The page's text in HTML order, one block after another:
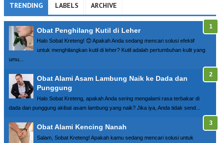
TRENDING LABELS ARCHIVE
Obat Penghilang Kutil di Leher
Halo Sobat Kreteng! 😊 Apakah Anda sedang mencari solusi efektif
untuk menghilangkan kutil di leher? Kutil adalah pertumbuhan kulit yang
umu...
Obat Alami Asam Lambung Naik ke Dada dan
Punggung
Halo Sobat Kreteng, apakah Anda sering mengalami rasa terbakar di
dada dan punggung akibat asam lambung yang naik? Jika iya, Anda tidak send...
Obat Alami Kencing Nanah
Salam, Sobat Kreteng! Apakah kamu sedang mencari solusi untuk